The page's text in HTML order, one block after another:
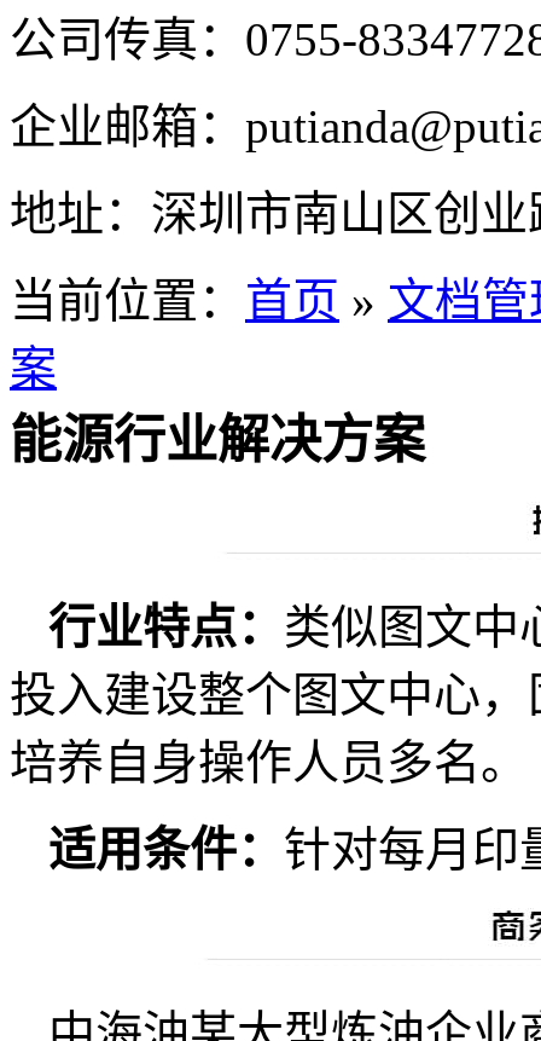
公司传真： 0755-
企业邮箱：
地址： 深圳市南山区创
当前位置： 首页 » 文档
案
能源行业解决方案
行业特点： 类似图文中
投入建设整个图文中心
培养自身操作人员多名。
适用条件： 针对每月印